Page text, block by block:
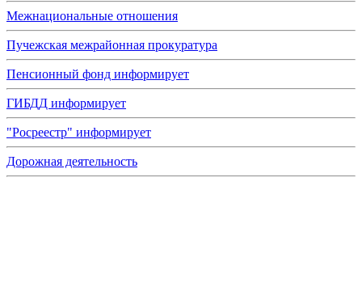
Межнациональные отношения
Пучежская межрайонная прокуратура
Пенсионный фонд информирует
ГИБДД информирует
"Росреестр" информирует
Дорожная деятельность